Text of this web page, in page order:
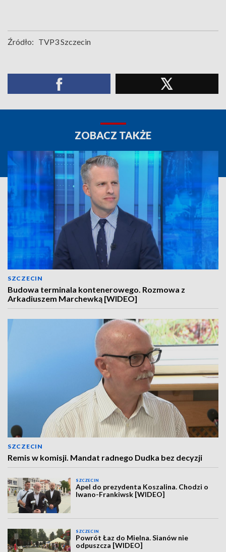
Źródło: TVP3 Szczecin
ZOBACZ TAKŻE
SZCZECIN
Budowa terminala kontenerowego. Rozmowa z
Arkadiuszem Marchewką [WIDEO]
SZCZECIN
Remis w komisji. Mandat radnego Dudka bez decyzji
SZCZECIN
Apel do prezydenta Koszalina. Chodzi o
Iwano-Frankiwsk [WIDEO]
SZCZECIN
Powrót Łaz do Mielna. Sianów nie
odpuszcza [WIDEO]